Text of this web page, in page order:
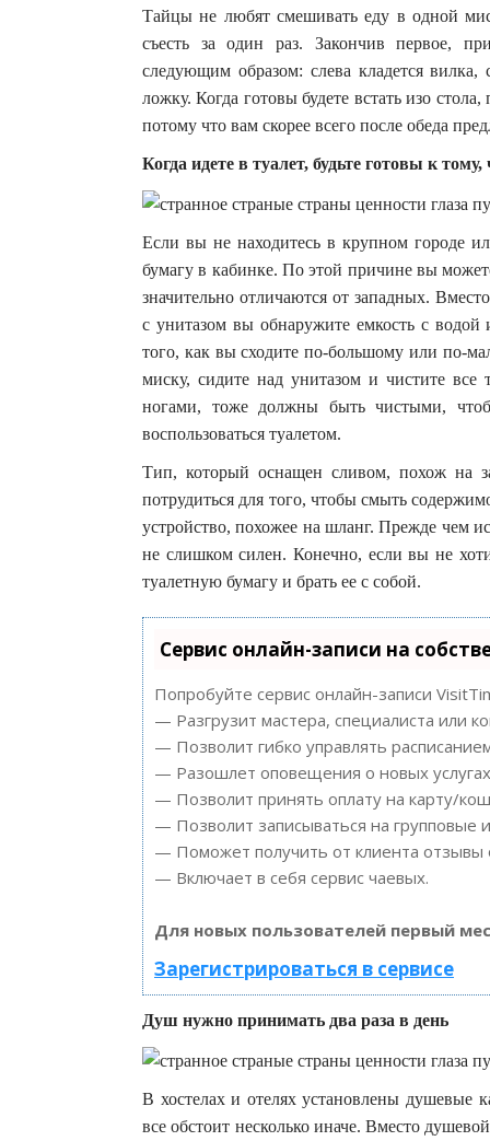
Тайцы не любят смешивать еду в одной
съесть за один раз. Закончив первое,
следующим образом: слева кладется
ложку. Когда готовы будете встать изо
потому что вам скорее всего после обеда
Когда идете в туалет, будьте готовы к
Если вы не находитесь в крупном городе
бумагу в кабинке. По этой причине вы
значительно отличаются от западных.
с унитазом вы обнаружите емкость с
того, как вы сходите по-большому или по-
миску, сидите над унитазом и чистите все
ногами, тоже должны быть чистыми,
воспользоваться туалетом.
Тип, который оснащен сливом, похож на
потрудиться для того, чтобы смыть
устройство, похожее на шланг. Прежде чем
не слишком силен. Конечно, если вы не
туалетную бумагу и брать ее с собой.
Сервис онлайн-записи на
Попробуйте сервис онлайн-записи
— Разгрузит мастера, специалиста или
— Позволит гибко управлять
— Разошлет оповещения о новых
— Позволит принять оплату на карту/
— Позволит записываться на групповые
— Поможет получить от клиента отзывы
— Включает в себя сервис чаевых.
Для новых пользователей первый
Зарегистрироваться в сервисе
Душ нужно принимать два раза в день
В хостелах и отелях установлены
все обстоит несколько иначе. Вместо